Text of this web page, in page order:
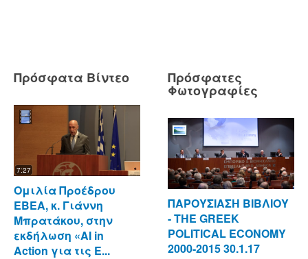
Πρόσφατα Βίντεο
7:27
Ομιλία Προέδρου
ΕΒΕΑ, κ. Γιάννη
Μπρατάκου, στην
εκδήλωση «AI in
Action για τις Ε...
Πρόσφατες
Φωτογραφίες
ΠΑΡΟΥΣΙΑΣΗ ΒΙΒΛΙΟΥ
- ΤΗΕ GREEK
POLITICAL ECONOMY
2000-2015 30.1.17